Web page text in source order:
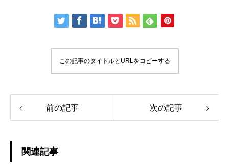
この記事のタイトルとURLをコピーする
前の記事 次の記事
関連記事